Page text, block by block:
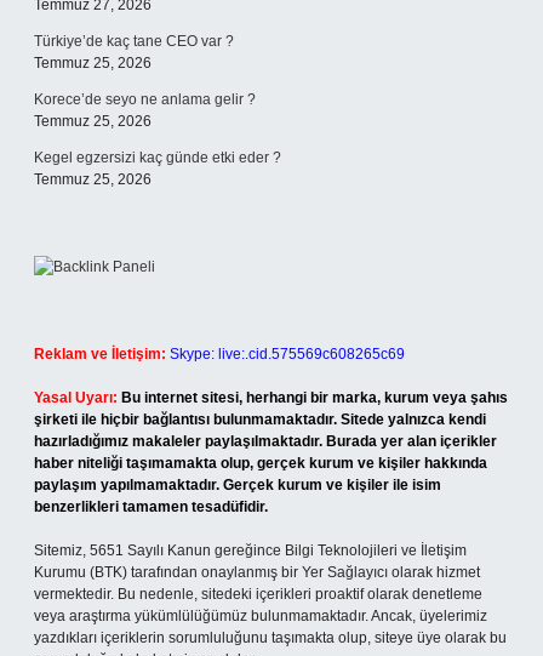
Temmuz 27, 2026
Türkiye’de kaç tane CEO var ?
Temmuz 25, 2026
Korece’de seyo ne anlama gelir ?
Temmuz 25, 2026
Kegel egzersizi kaç günde etki eder ?
Temmuz 25, 2026
Reklam ve İletişim: Skype: live:.cid.575569c608265c69
Yasal Uyarı: Bu internet sitesi, herhangi bir marka, kurum veya şahıs
şirketi ile hiçbir bağlantısı bulunmamaktadır. Sitede yalnızca kendi
hazırladığımız makaleler paylaşılmaktadır. Burada yer alan içerikler
haber niteliği taşımamakta olup, gerçek kurum ve kişiler hakkında
paylaşım yapılmamaktadır. Gerçek kurum ve kişiler ile isim
benzerlikleri tamamen tesadüfidir.
Sitemiz, 5651 Sayılı Kanun gereğince Bilgi Teknolojileri ve İletişim
Kurumu (BTK) tarafından onaylanmış bir Yer Sağlayıcı olarak hizmet
vermektedir. Bu nedenle, sitedeki içerikleri proaktif olarak denetleme
veya araştırma yükümlülüğümüz bulunmamaktadır. Ancak, üyelerimiz
yazdıkları içeriklerin sorumluluğunu taşımakta olup, siteye üye olarak bu